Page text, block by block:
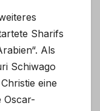
Sharifs
Als
Schiwago
eine
Oscar-